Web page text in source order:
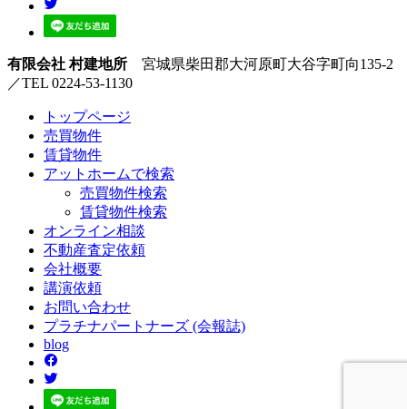
有限会社 村建地所 宮城県柴田郡大河原町大谷字町向135-2
／TEL 0224-53-1130
トップページ
売買物件
賃貸物件
アットホームで検索
売買物件検索
賃貸物件検索
オンライン相談
不動産査定依頼
会社概要
講演依頼
お問い合わせ
プラチナパートナーズ (会報誌)
blog